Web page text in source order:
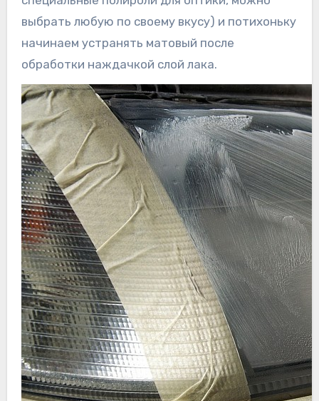
выбрать любую по своему вкусу) и потихоньку
начинаем устранять матовый после
обработки наждачкой слой лака.